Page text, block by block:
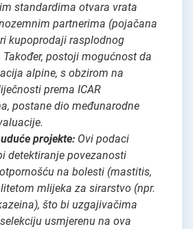
standardima otvara vrata
partnerima (pojačana
kupoprodaji rasplodnog
postoji mogućnost da
alpine, s obzirom na
prema ICAR
postane dio međunarodne
projekte: Ovi podaci
detektiranje povezanosti
na bolesti (mastitis,
mlijeka za sirarstvo (npr.
što bi uzgajivačima
usmjerenu na ova